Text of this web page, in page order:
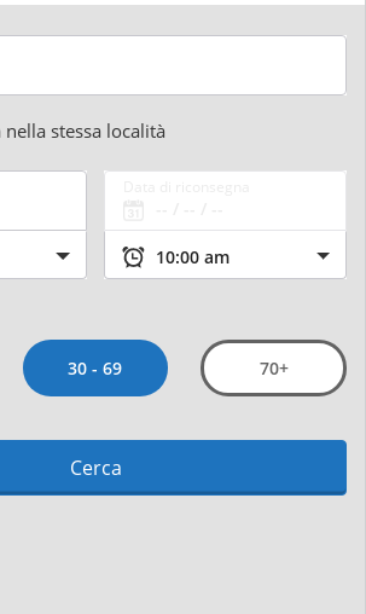
nella stessa località
30 - 69 70+
Cerca